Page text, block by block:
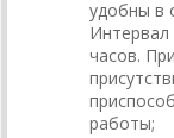
удобны в
Интервал
часов.
работы;